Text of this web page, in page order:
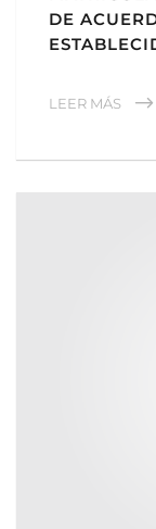
DE
LEER MÁS